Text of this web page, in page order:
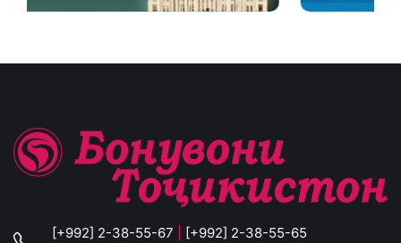
[+992] 2-38-55-67 [+992] 2-38-55-65